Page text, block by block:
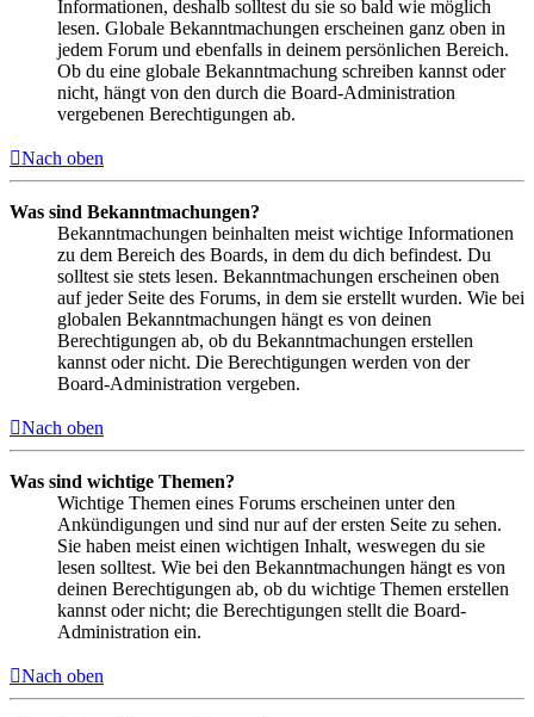
Informationen, deshalb solltest du sie so bald wie möglich
lesen. Globale Bekanntmachungen erscheinen ganz oben in
jedem Forum und ebenfalls in deinem persönlichen Bereich.
Ob du eine globale Bekanntmachung schreiben kannst oder
nicht, hängt von den durch die Board-Administration
vergebenen Berechtigungen ab.
Nach oben
Was sind Bekanntmachungen?
Bekanntmachungen beinhalten meist wichtige Informationen
zu dem Bereich des Boards, in dem du dich befindest. Du
solltest sie stets lesen. Bekanntmachungen erscheinen oben
auf jeder Seite des Forums, in dem sie erstellt wurden. Wie bei
globalen Bekanntmachungen hängt es von deinen
Berechtigungen ab, ob du Bekanntmachungen erstellen
kannst oder nicht. Die Berechtigungen werden von der
Board-Administration vergeben.
Nach oben
Was sind wichtige Themen?
Wichtige Themen eines Forums erscheinen unter den
Ankündigungen und sind nur auf der ersten Seite zu sehen.
Sie haben meist einen wichtigen Inhalt, weswegen du sie
lesen solltest. Wie bei den Bekanntmachungen hängt es von
deinen Berechtigungen ab, ob du wichtige Themen erstellen
kannst oder nicht; die Berechtigungen stellt die Board-
Administration ein.
Nach oben